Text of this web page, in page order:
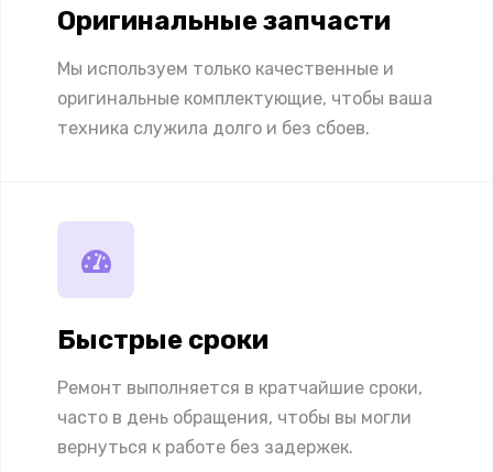
Оригинальные запчасти
Мы используем только качественные и
оригинальные комплектующие, чтобы ваша
техника служила долго и без сбоев.
Быстрые сроки
Ремонт выполняется в кратчайшие сроки,
часто в день обращения, чтобы вы могли
вернуться к работе без задержек.